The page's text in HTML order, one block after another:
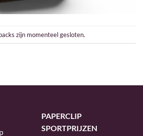
zijn momenteel gesloten.
PAPERCLIP
SPORTPRIJZEN